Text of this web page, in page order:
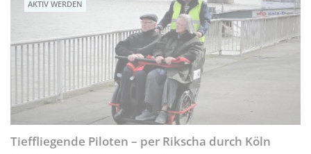
AKTIV WERDEN
Tieffliegende Piloten – per Rikscha durch Köln